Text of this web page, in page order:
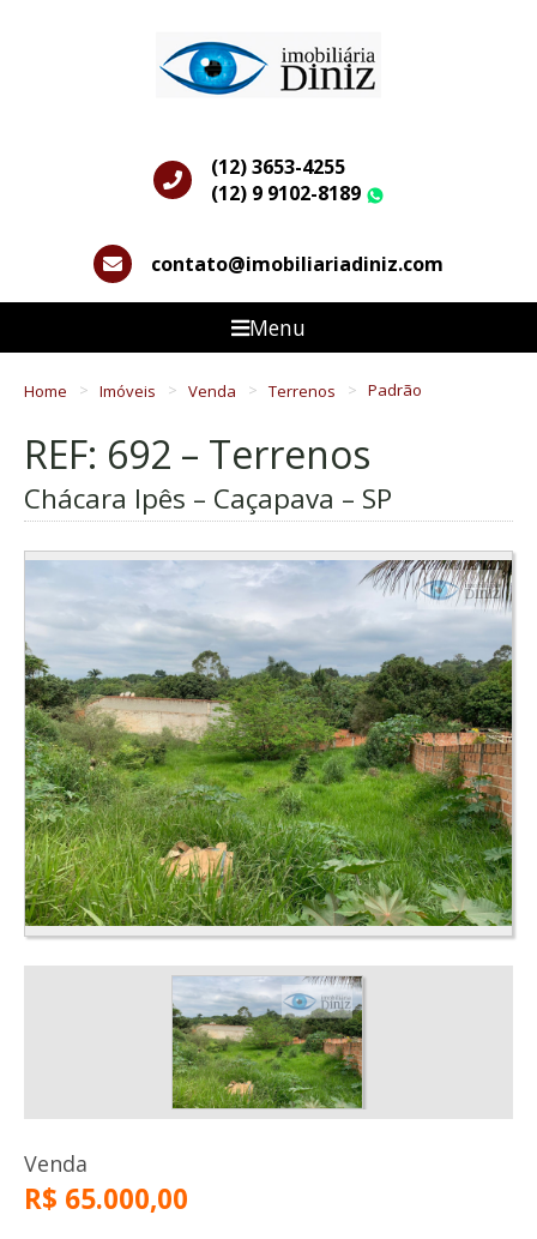
(12) 3653-4255
(12) 9 9102-8189
contato@imobiliariadiniz.com
Menu
Home Imóveis Venda Terrenos Padrão
REF: 692 – Terrenos
Chácara Ipês – Caçapava – SP
Venda
R$ 65.000,00